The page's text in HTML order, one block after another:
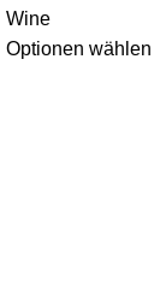
Wine
Optionen wählen